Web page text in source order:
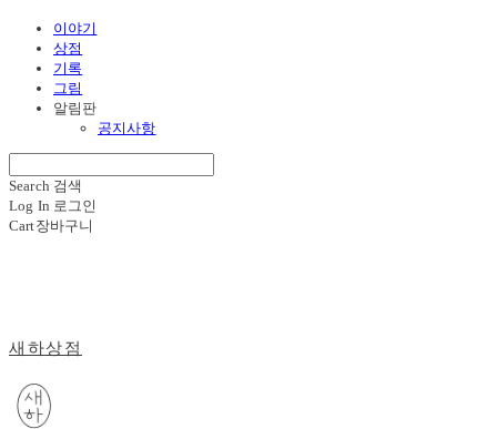
이야기
상점
기록
그림
알림판
공지사항
Search 검색
Log In 로그인
Cart장바구니
새하상점